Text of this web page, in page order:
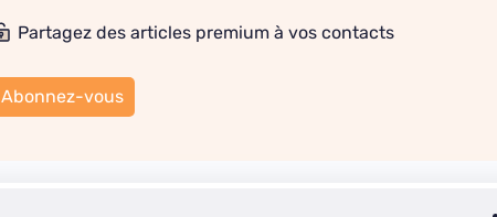
Partagez des articles premium à vos contacts
Abonnez-vous